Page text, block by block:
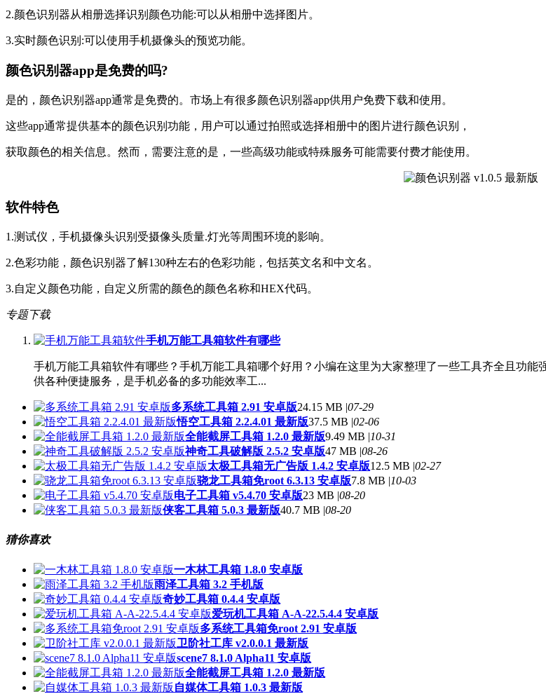
2.颜色识别器从相册选择识别颜色功能:可以从相册中选择图片。
3.实时颜色识别:可以使用手机摄像头的预览功能。
颜色识别器app是免费的吗?
是的，颜色识别器app通常是免费的。市场上有很多颜色识别器app供用户免费下载和使用。
这些app通常提供基本的颜色识别功能，用户可以通过拍照或选择相册中的图片进行颜色识别，
获取颜色的相关信息。然而，需要注意的是，一些高级功能或特殊服务可能需要付费才能使用。
软件特色
1.测试仪，手机摄像头识别受摄像头质量.灯光等周围环境的影响。
2.色彩功能，颜色识别器了解130种左右的色彩功能，包括英文名和中文名。
3.自定义颜色功能，自定义所需的颜色的颜色名称和HEX代码。
专题下载
手机万能工具箱软件有哪些
手机万能工具箱软件有哪些？手机万能工具箱哪个好用？小编在这里为大家整理了一些工具齐全且功
供各种便捷服务，是手机必备的多功能效率工...
多系统工具箱 2.91 安卓版24.15 MB |07-29
悟空工具箱 2.2.4.01 最新版37.5 MB |02-06
全能截屏工具箱 1.2.0 最新版9.49 MB |10-31
神奇工具破解版 2.5.2 安卓版47 MB |08-26
太极工具箱无广告版 1.4.2 安卓版12.5 MB |02-27
骁龙工具箱免root 6.3.13 安卓版7.8 MB |10-03
电子工具箱 v5.4.70 安卓版23 MB |08-20
侠客工具箱 5.0.3 最新版40.7 MB |08-20
猜你喜欢
一木林工具箱 1.8.0 安卓版
雨泽工具箱 3.2 手机版
奇妙工具箱 0.4.4 安卓版
爱玩机工具箱 A-A-22.5.4.4 安卓版
多系统工具箱免root 2.91 安卓版
卫阶社工库 v2.0.0.1 最新版
scene7 8.1.0 Alpha11 安卓版
全能截屏工具箱 1.2.0 最新版
自媒体工具箱 1.0.3 最新版